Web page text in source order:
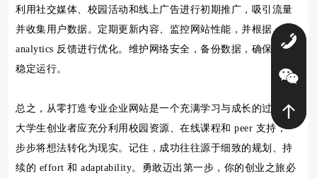
利用社交媒体、校园活动和线上广告进行初期推广，吸引流量
并收集用户数据。定期更新内容、监控网站性能，并根据
analytics 反馈进行优化。维护网络安全，备份数据，确保长期
稳定运行。
总之，从零打造专业企业网站是一个充满学习与成长的过程。
大学生创业者应充分利用校园资源、在线课程和 peer 支持，一
步步将想法转化为现实。记住，成功往往源于细致的规划、持
续的 effort 和 adaptability。勇敢迈出第一步，你的创业之旅必